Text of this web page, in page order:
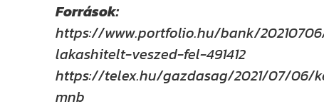
Források:
https://www.portfolio.hu/bank/
lakashitelt-veszed-fel-491412
https://telex.hu/gazdasag/2021/07/
mnb